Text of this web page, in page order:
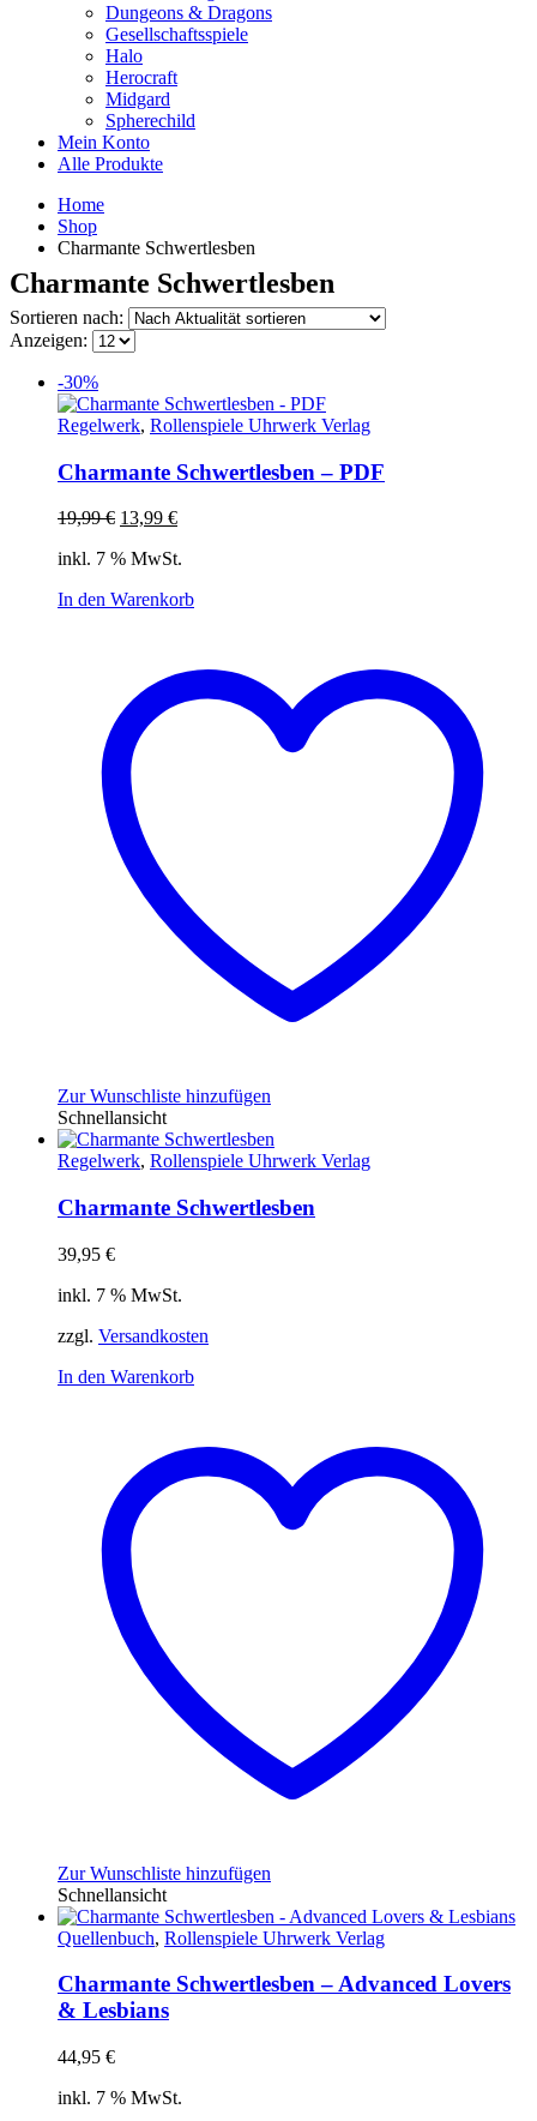
Dungeons & Dragons
Gesellschaftsspiele
Halo
Herocraft
Midgard
Spherechild
Mein Konto
Alle Produkte
Home
Shop
Charmante Schwertlesben
Charmante Schwertlesben
Sortieren nach:
Anzeigen:
-30%
Regelwerk, Rollenspiele Uhrwerk Verlag
Charmante Schwertlesben – PDF
19,99€ Ursprünglicher
war:
13,99 €Aktueller
ist:
inkl. 7 % MwSt.
In den Warenkorb
Zur Wunschliste hinzufügen
Schnellansicht
Regelwerk, Rollenspiele Uhrwerk Verlag
Charmante Schwertlesben
39,95 €
inkl. 7 % MwSt.
zzgl. Versandkosten
In den Warenkorb
Zur Wunschliste hinzufügen
Schnellansicht
Quellenbuch, Rollenspiele Uhrwerk Verlag
Charmante Schwertlesben – Advanced Lovers
& Lesbians
44,95 €
inkl. 7 % MwSt.